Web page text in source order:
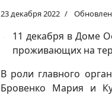
23 декабря 2022
11 декабря в Доме
проживающих на
В роли главного
Бровенко Мария и